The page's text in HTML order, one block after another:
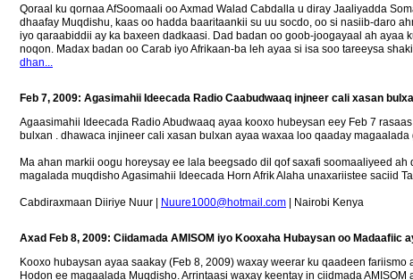
Qoraal ku qornaa AfSoomaali oo Axmad Walad Cabdalla u diray Jaaliyadda
dhaafay Muqdishu, kaas oo hadda baaritaankii su uu socdo, oo si nasiib-daro
iyo qaraabiddii ay ka baxeen dadkaasi. Dad badan oo goob-joogayaal ah
noqon. Madax badan oo Carab iyo Afrikaan-ba leh ayaa si isa soo tareeysa
dhan...
Feb 7, 2009: Agasimahii Ideecada Radio Caabudwaaq injneer cali xasan
Agaasimahii Ideecada Radio Abudwaaq ayaa kooxo hubeysan eey Feb 7
bulxan . dhawaca injineer cali xasan bulxan ayaa waxaa loo qaaday
Ma ahan markii oogu horeysay ee lala beegsado dil qof saxafi soomaaliyeed
magalada muqdisho Agasimahii Ideecada Horn Afrik Alaha unaxariistee saciid
Cabdiraxmaan Diiriye Nuur | Nuure1000@hotmail.com | Nairobi Kenya
Axad Feb 8, 2009: Ciidamada AMISOM iyo Kooxaha Hubaysan oo
Kooxo hubaysan ayaa saakay (Feb 8, 2009) waxay weerar ku qaadeen
Hodon ee magaalada Muqdisho. Arrintaasi waxay keentay in ciidmada